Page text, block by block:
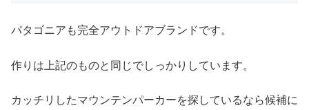
パタゴニアも完全アウトドアブランドです。
作りは上記のものと同じでしっかりしています。
カッチリしたマウンテンパーカーを探しているなら候補に